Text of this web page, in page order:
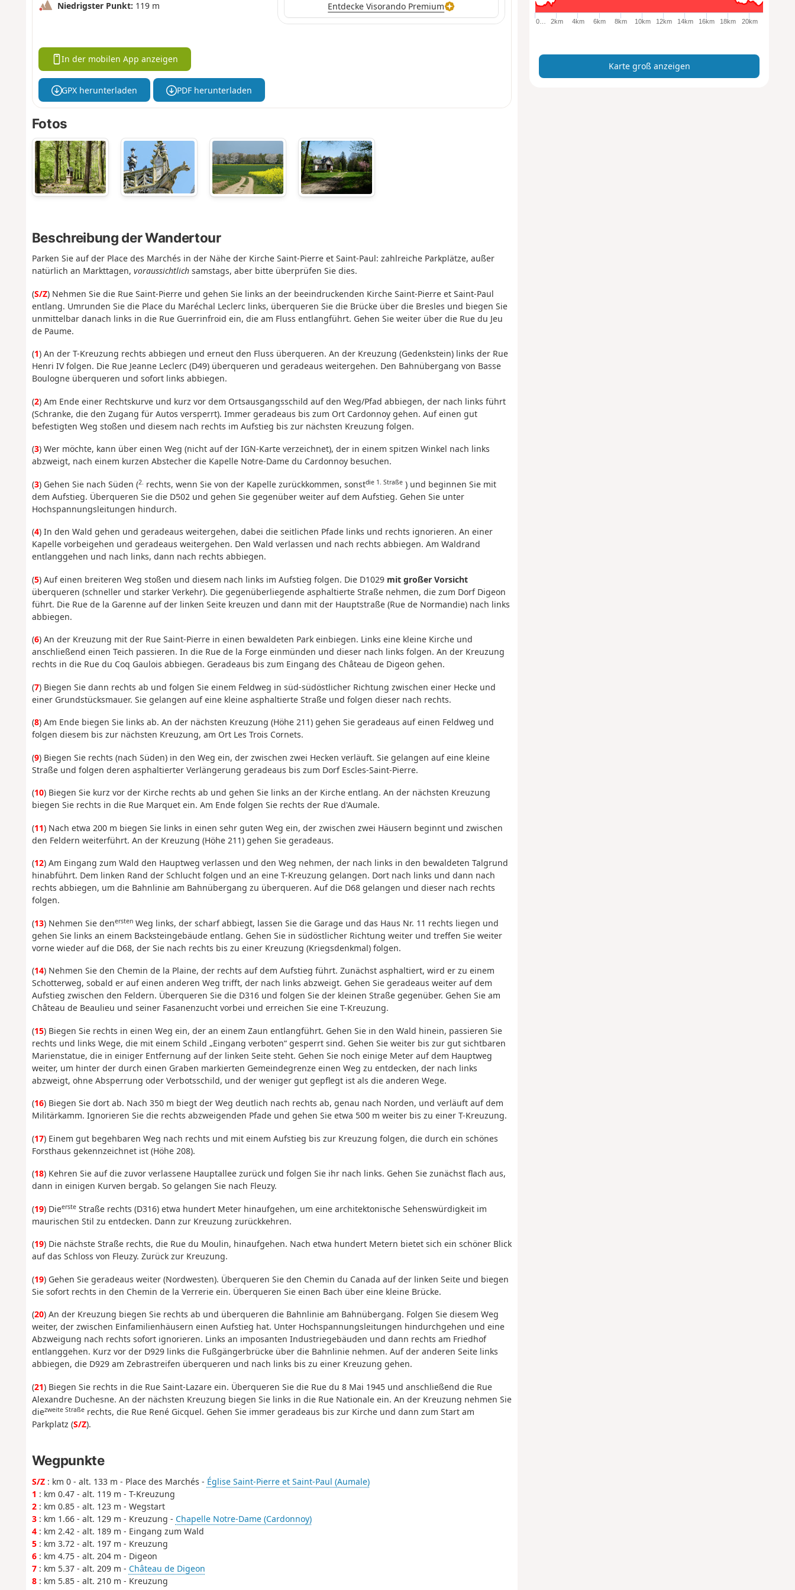
Niedrigster Punkt: 119 m Entdecke Visorando Premium
In der mobilen App anzeigen
GPX herunterladen PDF herunterladen
Fotos
Beschreibung der Wandertour
Parken Sie auf der Place des Marchés in der Nähe der Kirche Saint-Pierre et Saint-Paul: zahlreiche Parkplätze, außer
natürlich an Markttagen, voraussichtlichsamstags, aber bitte überprüfen Sie dies.
(S/Z) Nehmen Sie die Rue Saint-Pierre und gehen Sie links an der beeindruckenden Kirche Saint-Pierre et Saint-Paul
entlang. Umrunden Sie die Place du Maréchal Leclerc links, überqueren Sie die Brücke über die Bresles und biegen Sie
unmittelbar danach links in die Rue Guerrinfroid ein, die am Fluss entlangführt. Gehen Sie weiter über die Rue du Jeu
de Paume.
(1) An der T-Kreuzung rechts abbiegen und erneut den Fluss überqueren. An der Kreuzung (Gedenkstein) links der Rue
Henri IV folgen. Die Rue Jeanne Leclerc (D49) überqueren und geradeaus weitergehen. Den Bahnübergang von Basse
Boulogne überqueren und sofort links abbiegen.
(2) Am Ende einer Rechtskurve und kurz vor dem Ortsausgangsschild auf den Weg/Pfad abbiegen, der nach links führt
(Schranke, die den Zugang für Autos versperrt). Immer geradeaus bis zum Ort Cardonnoy gehen. Auf einen gut
befestigten Weg stoßen und diesem nach rechts im Aufstieg bis zur nächsten Kreuzung folgen.
(3) Wer möchte, kann über einen Weg (nicht auf der IGN-Karte verzeichnet), der in einem spitzen Winkel nach links
abzweigt, nach einem kurzen Abstecher die Kapelle Notre-Dame du Cardonnoy besuchen.
(3) Gehen Sie nach Süden (2. rechts, wenn Sie von der Kapelle zurückkommen, sonstdie 1. Straße) und beginnen Sie mit
dem Aufstieg. Überqueren Sie die D502 und gehen Sie gegenüber weiter auf dem Aufstieg. Gehen Sie unter
Hochspannungsleitungen hindurch.
(4) In den Wald gehen und geradeaus weitergehen, dabei die seitlichen Pfade links und rechts ignorieren. An einer
Kapelle vorbeigehen und geradeaus weitergehen. Den Wald verlassen und nach rechts abbiegen. Am Waldrand
entlanggehen und nach links, dann nach rechts abbiegen.
(5) Auf einen breiteren Weg stoßen und diesem nach links im Aufstieg folgen. Die D1029 mit großer Vorsicht
überqueren (schneller und starker Verkehr). Die gegenüberliegende asphaltierte Straße nehmen, die zum Dorf Digeon
führt. Die Rue de la Garenne auf der linken Seite kreuzen und dann mit der Hauptstraße (Rue de Normandie) nach links
abbiegen.
(6) An der Kreuzung mit der Rue Saint-Pierre in einen bewaldeten Park einbiegen. Links eine kleine Kirche und
anschließend einen Teich passieren. In die Rue de la Forge einmünden und dieser nach links folgen. An der Kreuzung
rechts in die Rue du Coq Gaulois abbiegen. Geradeaus bis zum Eingang des Château de Digeon gehen.
(7) Biegen Sie dann rechts ab und folgen Sie einem Feldweg in süd-südöstlicher Richtung zwischen einer Hecke und
einer Grundstücksmauer. Sie gelangen auf eine kleine asphaltierte Straße und folgen dieser nach rechts.
(8) Am Ende biegen Sie links ab. An der nächsten Kreuzung (Höhe 211) gehen Sie geradeaus auf einen Feldweg und
folgen diesem bis zur nächsten Kreuzung, am Ort Les Trois Cornets.
(9) Biegen Sie rechts (nach Süden) in den Weg ein, der zwischen zwei Hecken verläuft. Sie gelangen auf eine kleine
Straße und folgen deren asphaltierter Verlängerung geradeaus bis zum Dorf Escles-Saint-Pierre.
(10) Biegen Sie kurz vor der Kirche rechts ab und gehen Sie links an der Kirche entlang. An der nächsten Kreuzung
biegen Sie rechts in die Rue Marquet ein. Am Ende folgen Sie rechts der Rue d'Aumale.
(11) Nach etwa 200 m biegen Sie links in einen sehr guten Weg ein, der zwischen zwei Häusern beginnt und zwischen
den Feldern weiterführt. An der Kreuzung (Höhe 211) gehen Sie geradeaus.
(12) Am Eingang zum Wald den Hauptweg verlassen und den Weg nehmen, der nach links in den bewaldeten Talgrund
hinabführt. Dem linken Rand der Schlucht folgen und an eine T-Kreuzung gelangen. Dort nach links und dann nach
rechts abbiegen, um die Bahnlinie am Bahnübergang zu überqueren. Auf die D68 gelangen und dieser nach rechts
folgen.
(13) Nehmen Sie denerstenWeg links, der scharf abbiegt, lassen Sie die Garage und das Haus Nr. 11 rechts liegen und
gehen Sie links an einem Backsteingebäude entlang. Gehen Sie in südöstlicher Richtung weiter und treffen Sie weiter
vorne wieder auf die D68, der Sie nach rechts bis zu einer Kreuzung (Kriegsdenkmal) folgen.
(14) Nehmen Sie den Chemin de la Plaine, der rechts auf dem Aufstieg führt. Zunächst asphaltiert, wird er zu einem
Schotterweg, sobald er auf einen anderen Weg trifft, der nach links abzweigt. Gehen Sie geradeaus weiter auf dem
Aufstieg zwischen den Feldern. Überqueren Sie die D316 und folgen Sie der kleinen Straße gegenüber. Gehen Sie am
Château de Beaulieu und seiner Fasanenzucht vorbei und erreichen Sie eine T-Kreuzung.
(15) Biegen Sie rechts in einen Weg ein, der an einem Zaun entlangführt. Gehen Sie in den Wald hinein, passieren Sie
rechts und links Wege, die mit einem Schild „Eingang verboten“ gesperrt sind. Gehen Sie weiter bis zur gut sichtbaren
Marienstatue, die in einiger Entfernung auf der linken Seite steht. Gehen Sie noch einige Meter auf dem Hauptweg
weiter, um hinter der durch einen Graben markierten Gemeindegrenze einen Weg zu entdecken, der nach links
abzweigt, ohne Absperrung oder Verbotsschild, und der weniger gut gepflegt ist als die anderen Wege.
(16) Biegen Sie dort ab. Nach 350 m biegt der Weg deutlich nach rechts ab, genau nach Norden, und verläuft auf dem
Militärkamm. Ignorieren Sie die rechts abzweigenden Pfade und gehen Sie etwa 500 m weiter bis zu einer T-Kreuzung.
(17) Einem gut begehbaren Weg nach rechts und mit einem Aufstieg bis zur Kreuzung folgen, die durch ein schönes
Forsthaus gekennzeichnet ist (Höhe 208).
(18) Kehren Sie auf die zuvor verlassene Hauptallee zurück und folgen Sie ihr nach links. Gehen Sie zunächst flach aus,
dann in einigen Kurven bergab. So gelangen Sie nach Fleuzy.
(19) DieersteStraße rechts (D316) etwa hundert Meter hinaufgehen, um eine architektonische Sehenswürdigkeit im
maurischen Stil zu entdecken. Dann zur Kreuzung zurückkehren.
(19) Die nächste Straße rechts, die Rue du Moulin, hinaufgehen. Nach etwa hundert Metern bietet sich ein schöner Blick
auf das Schloss von Fleuzy. Zurück zur Kreuzung.
(19) Gehen Sie geradeaus weiter (Nordwesten). Überqueren Sie den Chemin du Canada auf der linken Seite und biegen
Sie sofort rechts in den Chemin de la Verrerie ein. Überqueren Sie einen Bach über eine kleine Brücke.
(20) An der Kreuzung biegen Sie rechts ab und überqueren die Bahnlinie am Bahnübergang. Folgen Sie diesem Weg
weiter, der zwischen Einfamilienhäusern einen Aufstieg hat. Unter Hochspannungsleitungen hindurchgehen und eine
Abzweigung nach rechts sofort ignorieren. Links an imposanten Industriegebäuden und dann rechts am Friedhof
entlanggehen. Kurz vor der D929 links die Fußgängerbrücke über die Bahnlinie nehmen. Auf der anderen Seite links
abbiegen, die D929 am Zebrastreifen überqueren und nach links bis zu einer Kreuzung gehen.
(21) Biegen Sie rechts in die Rue Saint-Lazare ein. Überqueren Sie die Rue du 8 Mai 1945 und anschließend die Rue
Alexandre Duchesne. An der nächsten Kreuzung biegen Sie links in die Rue Nationale ein. An der Kreuzung nehmen Sie
diezweite Straßerechts, die Rue René Gicquel. Gehen Sie immer geradeaus bis zur Kirche und dann zum Start am
Parkplatz (S/Z).
Wegpunkte
S/Z: km 0 - alt. 133 m - Place des Marchés - Église Saint-Pierre et Saint-Paul (Aumale)
1 : km 0.47 - alt. 119 m - T-Kreuzung
2: km 0.85 - alt. 123 m - Wegstart
3: km 1.66 - alt. 129 m - Kreuzung - Chapelle Notre-Dame (Cardonnoy)
4: km 2.42 - alt. 189 m - Eingang zum Wald
5: km 3.72 - alt. 197 m - Kreuzung
6: km 4.75 - alt. 204 m - Digeon
7: km 5.37 - alt. 209 m - Château de Digeon
8: km 5.85 - alt. 210 m - Kreuzung
ß
z
i
0… 2km 4km 6km 8km 10km 12km 14km 16km 18km 20km
Karte groß anzeigen